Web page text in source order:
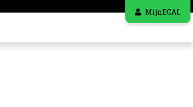
MijnECAL